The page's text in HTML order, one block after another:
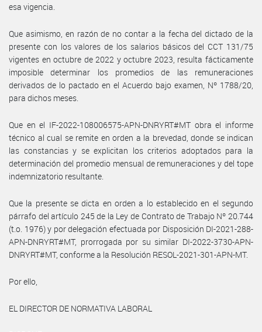
esa vigencia.
Que asimismo, en razón de no contar a la fecha del dictado de la
presente con los valores de los salarios básicos del CCT 131/75
vigentes en octubre de 2022 y octubre 2023, resulta fácticamente
imposible determinar los promedios de las remuneraciones
derivados de lo pactado en el Acuerdo bajo examen, Nº 1788/20,
para dichos meses.
Que en el IF-2022-108006575-APN-DNRYRT#MT obra el informe
técnico al cual se remite en orden a la brevedad, donde se indican
las constancias y se explicitan los criterios adoptados para la
determinación del promedio mensual de remuneraciones y del tope
indemnizatorio resultante.
Que la presente se dicta en orden a lo establecido en el segundo
párrafo del artículo 245 de la Ley de Contrato de Trabajo Nº 20.744
(t.o. 1976) y por delegación efectuada por Disposición DI-2021-288-
APN-DNRYRT#MT, prorrogada por su similar DI-2022-3730-APN-
DNRYRT#MT, conforme a la Resolución RESOL-2021-301-APN-MT.
Por ello,
EL DIRECTOR DE NORMATIVA LABORAL